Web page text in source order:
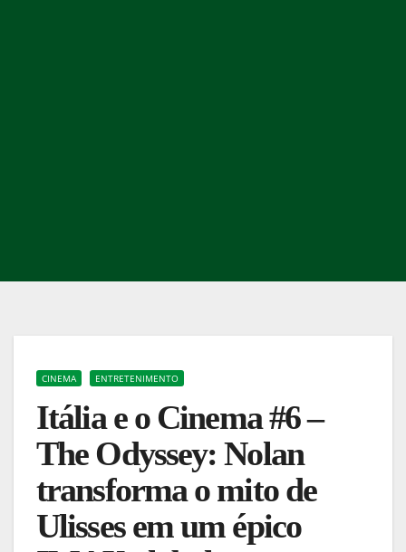
CINEMA ENTRETENIMENTO
Itália e o Cinema #6 –
The Odyssey: Nolan
transforma o mito de
Ulisses em um épico